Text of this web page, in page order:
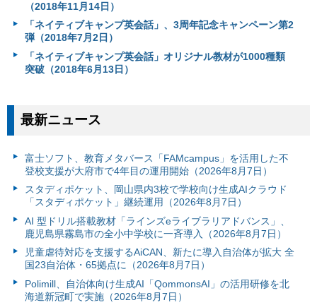
（2018年11月14日）
「ネイティブキャンプ英会話」、3周年記念キャンペーン第2
弾（2018年7月2日）
「ネイティブキャンプ英会話」オリジナル教材が1000種類
突破（2018年6月13日）
最新ニュース
富⼠ソフト、教育メタバース「FAMcampus」を活用した不
登校支援が大府市で4年目の運用開始（2026年8月7日）
スタディポケット、岡山県内3校で学校向け生成AIクラウド
「スタディポケット」継続運用（2026年8月7日）
AI 型ドリル搭載教材「ラインズeライブラリアドバンス」、
鹿児島県霧島市の全小中学校に一斉導入（2026年8月7日）
児童虐待対応を支援するAiCAN、新たに導入自治体が拡大 全
国23自治体・65拠点に（2026年8月7日）
Polimill、自治体向け生成AI「QommonsAI」の活用研修を北
海道新冠町で実施（2026年8月7日）